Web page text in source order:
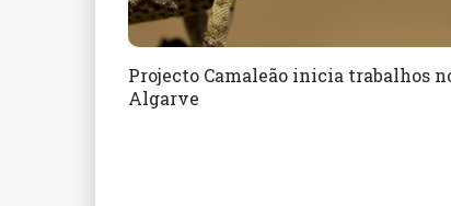
Projecto Camaleão inicia trabalhos
Algarve